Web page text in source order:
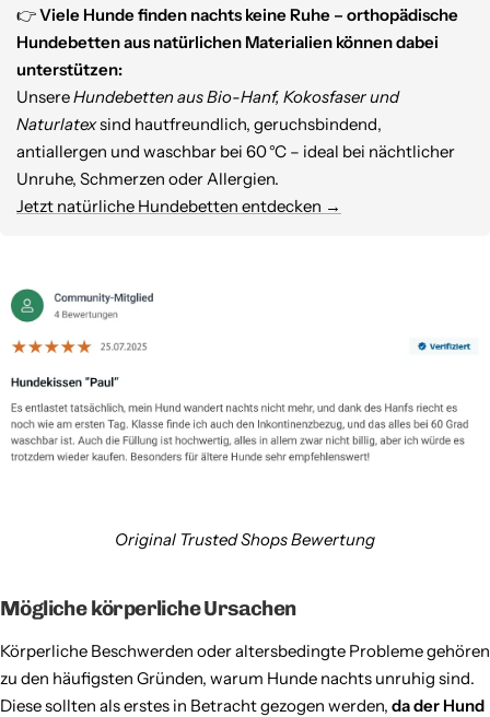
👉Viele Hunde finden nachts keine Ruhe – orthopädische
Hundebetten aus natürlichen Materialien können dabei
unterstützen:
UnsereHundebetten aus Bio-Hanf, Kokosfaser und
Naturlatexsind hautfreundlich, geruchsbindend,
antiallergen und waschbar bei 60 °C – ideal bei nächtlicher
Unruhe, Schmerzen oder Allergien.
Jetzt natürliche Hundebetten entdecken →
Original Trusted Shops Bewertung
Mögliche körperliche Ursachen
Körperliche Beschwerden oder altersbedingte Probleme gehören
zu den häufigsten Gründen, warum Hunde nachts unruhig sind.
Diese sollten als erstes in Betracht gezogen werden, da der Hund